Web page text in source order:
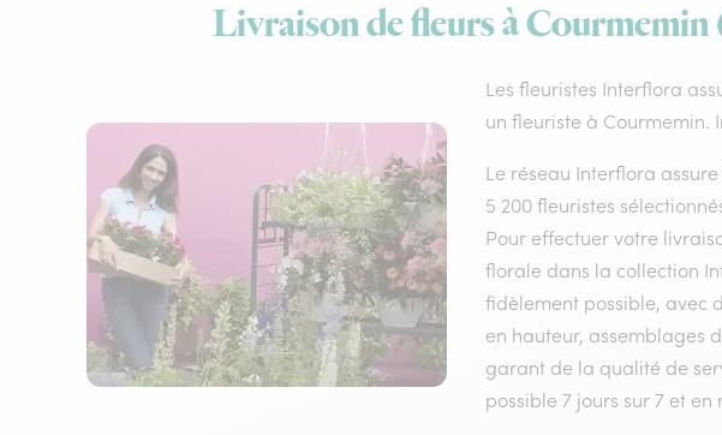
Livraison de fleurs à
Les fleuristes Interflora
un fleuriste à Courmemin.
Le réseau Interflora
5 200 fleuristes
Pour effectuer votre
florale dans la collection
fidèlement possible, avec
en hauteur, assemblages
garant de la qualité de
possible 7 jours sur 7 et